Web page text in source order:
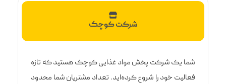
شرکت کوچک
شما یک شرکت پخش مواد غذایی کوچک هستید که تازه
فعالیت خود را شروع کرده‌اید. تعداد مشتریان شما محدود